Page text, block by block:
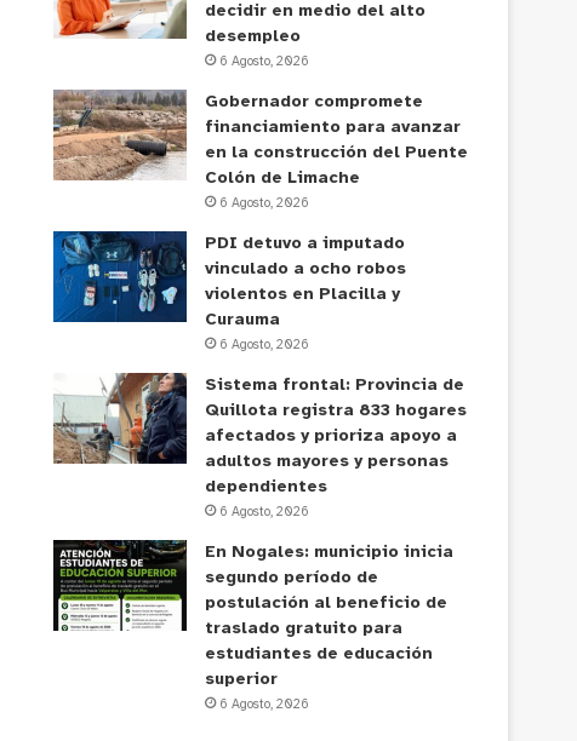
decidir en medio del alto
desempleo
6 Agosto, 2026
Gobernador compromete
financiamiento para avanzar
en la construcción del Puente
Colón de Limache
6 Agosto, 2026
PDI detuvo a imputado
vinculado a ocho robos
violentos en Placilla y
Curauma
6 Agosto, 2026
Sistema frontal: Provincia de
Quillota registra 833 hogares
afectados y prioriza apoyo a
adultos mayores y personas
dependientes
6 Agosto, 2026
En Nogales: municipio inicia
segundo período de
postulación al beneficio de
traslado gratuito para
estudiantes de educación
superior
6 Agosto, 2026